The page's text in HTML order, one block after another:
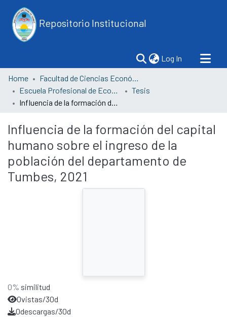
Repositorio Institucional
Log In (current)
Home
Facultad de Ciencias Económicas
Escuela Profesional de Economía
Tesis
Influencia de la formación del capital humano sobre el ingreso de la población del departamento de Tumbes, 2021
Influencia de la formación del capital
humano sobre el ingreso de la
población del departamento de
Tumbes, 2021
0% similitud
0vistas/30d
0descargas/30d